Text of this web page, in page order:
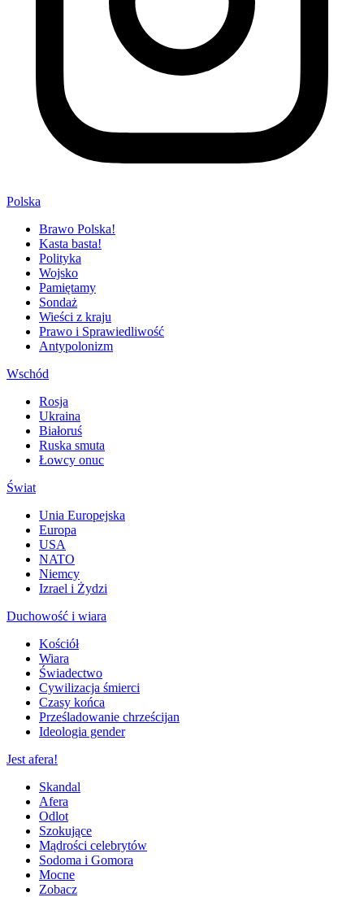
Polska
Brawo Polska!
Kasta basta!
Polityka
Wojsko
Pamiętamy
Sondaż
Wieści z kraju
Prawo i Sprawiedliwość
Antypolonizm
Wschód
Rosja
Ukraina
Białoruś
Ruska smuta
Łowcy onuc
Świat
Unia Europejska
Europa
USA
NATO
Niemcy
Izrael i Żydzi
Duchowość i wiara
Kościół
Wiara
Świadectwo
Cywilizacja śmierci
Czasy końca
Prześladowanie chrześcijan
Ideologia gender
Jest afera!
Skandal
Afera
Odlot
Szokujące
Mądrości celebrytów
Sodoma i Gomora
Mocne
Zobacz